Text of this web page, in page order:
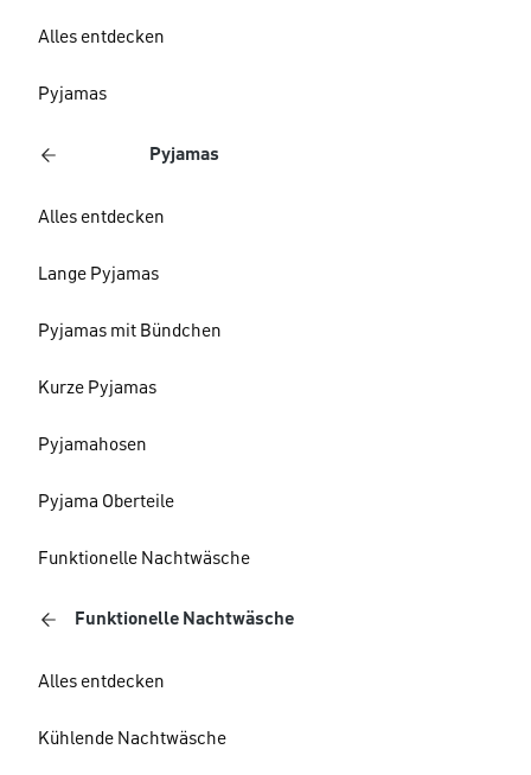
Alles entdecken
Pyjamas
Pyjamas
Alles entdecken
Lange Pyjamas
Pyjamas mit Bündchen
Kurze Pyjamas
Pyjamahosen
Pyjama Oberteile
Funktionelle Nachtwäsche
Funktionelle Nachtwäsche
Alles entdecken
Kühlende Nachtwäsche